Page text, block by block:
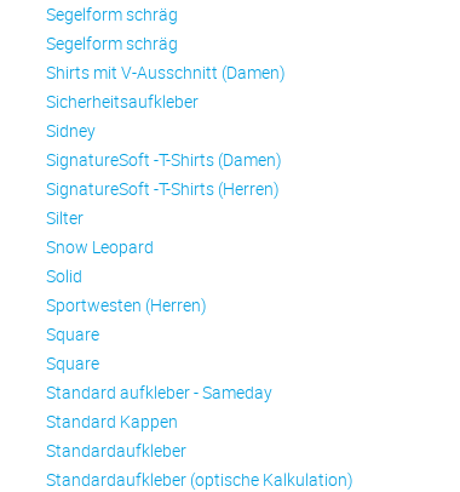
Se­gel­form schräg
Se­gel­form schräg
Shirts mit V-Ausschnitt (Damen)
Sicherheitsaufkleber
Sidney
SignatureSoft -T-Shirts (Damen)
SignatureSoft -T-Shirts (Herren)
Silter
Snow Leopard
Solid
Sportwesten (Herren)
Square
Square
Standard aufkleber - Sameday
Standard Kappen
Standardaufkleber
Standardaufkleber (optische Kalkulation)